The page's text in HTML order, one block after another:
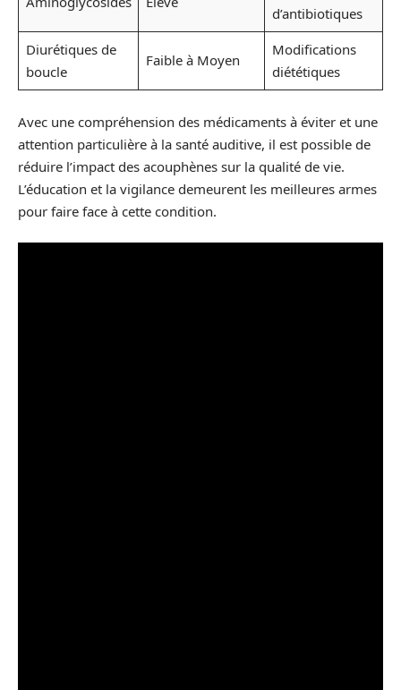
d’antibiotiques
Diurétiques de
boucle
Faible à Moyen
Modifications
diététiques
Avec une compréhension des médicaments à éviter et une
attention particulière à la santé auditive, il est possible de
réduire l’impact des acouphènes sur la qualité de vie.
L’éducation et la vigilance demeurent les meilleures armes
pour faire face à cette condition.